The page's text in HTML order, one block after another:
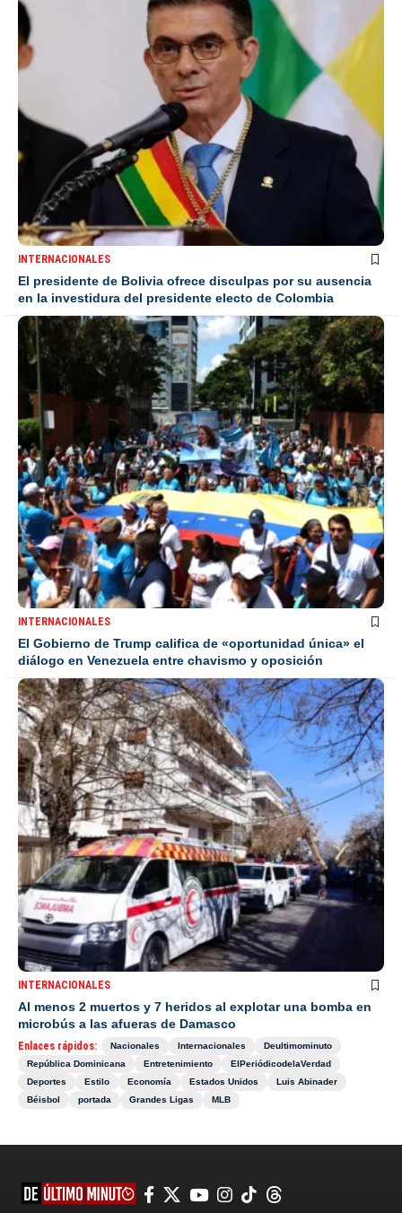
INTERNACIONALES
El presidente de Bolivia ofrece disculpas por su ausencia
en la investidura del presidente electo de Colombia
INTERNACIONALES
El Gobierno de Trump califica de «oportunidad única» el
diálogo en Venezuela entre chavismo y oposición
INTERNACIONALES
Al menos 2 muertos y 7 heridos al explotar una bomba en
microbús a las afueras de Damasco
Enlaces rápidos: Nacionales Internacionales
Deultimominuto
República Dominicana
Entretenimiento
ElPeriódicodelaVerdad
Deportes
Estilo Economía Estados Unidos
Luis Abinader
Béisbol
portada Grandes Ligas MLB